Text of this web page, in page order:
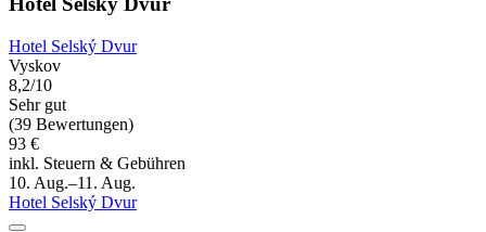
Hotel Selský Dvur
Vyskov
8,2/10
Sehr gut
(39 Bewertungen)
93 €
inkl. Steuern & Gebühren
10. Aug.–11. Aug.
Hotel Selský Dvur